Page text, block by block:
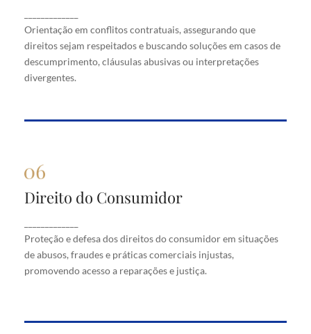
Orientação em conflitos contratuais, assegurando que
direitos sejam respeitados e buscando soluções em casos de
descumprimento, cláusulas abusivas ou interpretações
divergentes.
que direitos sejam respeitados e buscando soluções
em casos de descumprimento, cláusulas abusivas
ou interpretações divergentes.
Direito do Consumidor
Proteção e defesa dos direitos do consumidor em situações
de abusos, fraudes e práticas comerciais injustas,
promovendo acesso a reparações e justiça.
Direito do Consumidor
situações de abusos, fraudes e práticas comerciais
injustas, promovendo acesso a reparações e justiça.